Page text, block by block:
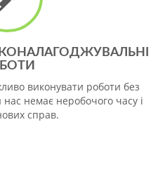
виконувати роботи без
нас немає неробочого часу і
справ.